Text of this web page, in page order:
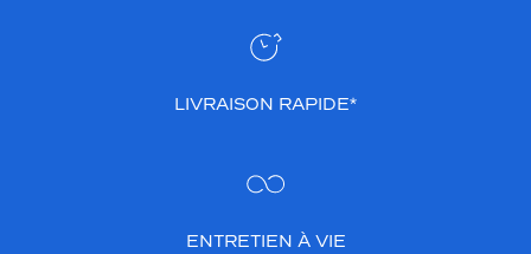
LIVRAISON RAPIDE*
ENTRETIEN À VIE